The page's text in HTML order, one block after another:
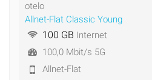
otelo
Allnet-Flat Classic Young
100 GB Internet
100,0 Mbit/s 5G
Allnet-Flat